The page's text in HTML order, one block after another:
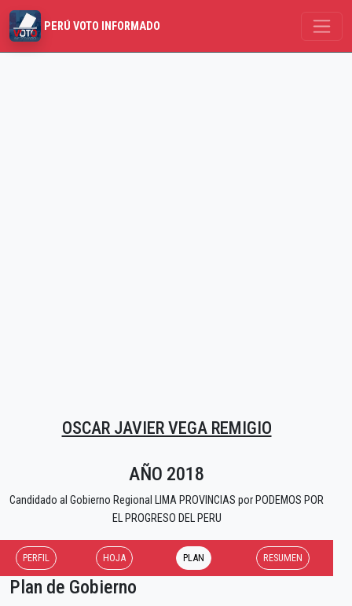
PERÚ VOTO INFORMADO
OSCAR JAVIER VEGA REMIGIO
AÑO 2018
Candidado al Gobierno Regional LIMA PROVINCIAS por PODEMOS POR
EL PROGRESO DEL PERU
PERFIL HOJA PLAN RESUMEN
Plan de Gobierno